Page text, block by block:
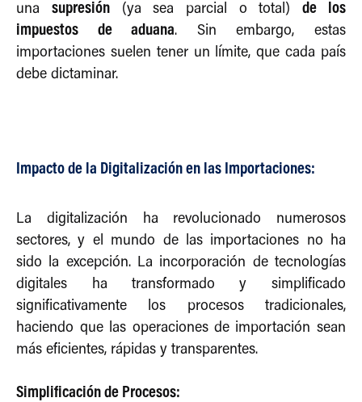
una supresión(ya sea parcial o total)de los
impuestos de aduana. Sin embargo, estas
importaciones suelen tener un límite, que cada país
debe dictaminar.
Impacto de la Digitalización en las Importaciones:
La digitalización ha revolucionado numerosos
sectores, y el mundo de las importaciones no ha
sido la excepción. La incorporación de tecnologías
digitales ha transformado y simplificado
significativamente los procesos tradicionales,
haciendo que las operaciones de importación sean
más eficientes, rápidas y transparentes.
Simplificación de Procesos: